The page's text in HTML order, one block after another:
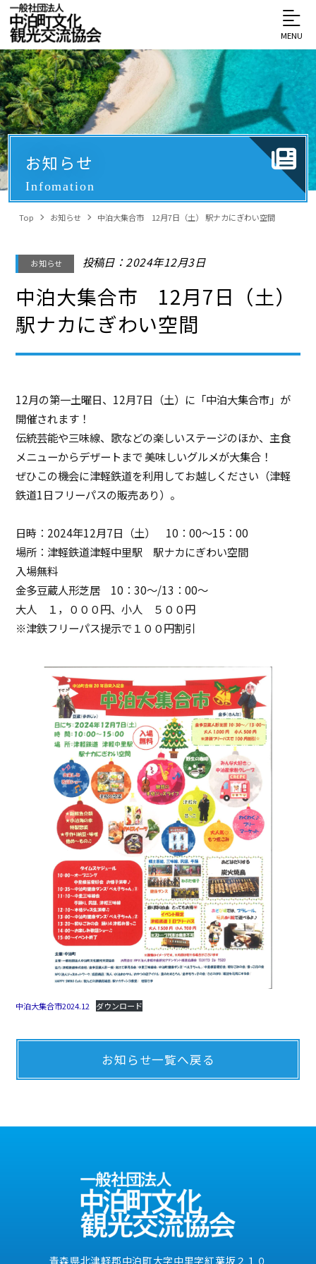
MENU
お知らせ
Infomation
Top お知らせ 中泊大集合市 12月7日（土） 駅ナカにぎわい空間
お知らせ 投稿日：2024年12月3日
中泊大集合市 12月7日（土）
駅ナカにぎわい空間
12月の第一土曜日、12月7日（土）に「中泊大集合市」が
開催されます！
伝統芸能や三味線、歌などの楽しいステージのほか、主食
メニューからデザートまで 美味しいグルメが大集合！
ぜひこの機会に津軽鉄道を利用してお越しください（津軽
鉄道1日フリーパスの販売あり）。
日時：2024年12月7日（土） 10：00～15：00
場所：津軽鉄道津軽中里駅 駅ナカにぎわい空間
入場無料
金多豆蔵人形芝居 10：30～/13：00～
大人 １，０００円、小人 ５００円
※津鉄フリーパス提示で１００円割引
中泊大集合市2024.12 ダウンロード
お知らせ一覧へ戻る
青森県北津軽郡中泊町大字中里字紅葉坂２１０